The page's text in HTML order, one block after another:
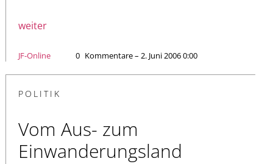
weiter
JF-Online 0 Kommentare – 2. Juni 2006 0:00
POLITIK
Vom Aus- zum
Einwanderungsland